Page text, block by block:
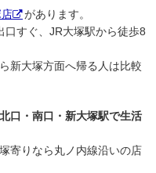
があります。
すぐ、JR大塚駅から徒歩8
新大塚方面へ帰る人は比較
口・南口・新大塚駅で生活
寄りなら丸ノ内線沿いの店